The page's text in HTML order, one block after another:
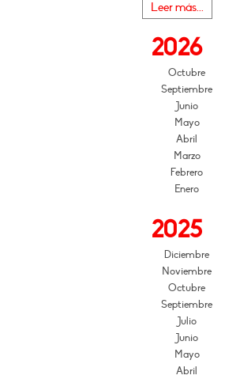
Leer más...
2026
Octubre
Septiembre
Junio
Mayo
Abril
Marzo
Febrero
Enero
2025
Diciembre
Noviembre
Octubre
Septiembre
Julio
Junio
Mayo
Abril